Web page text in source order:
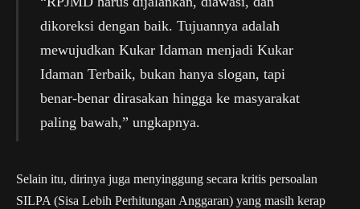
dikoreksi dengan baik. Tujuannya adalah
mewujudkan Kukar Idaman menjadi Kukar
Idaman Terbaik, bukan hanya slogan, tapi
benar-benar dirasakan hingga ke masyarakat
paling bawah,” ungkapnya.
Selain itu, dirinya juga menyinggung secara kritis persoalan
SILPA (Sisa Lebih Perhitungan Anggaran) yang masih kerap